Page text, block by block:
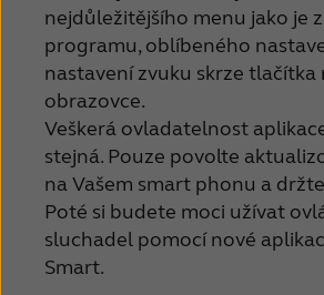
Schweiz Suisse
Suomi Sverige
Türkçe United
United States
عربي 日本
nejdůležitějšího menu jako je
programu, oblíbeného
nastavení zvuku skrze tlačítka
obrazovce.
Veškerá ovladatelnost
stejná. Pouze povolte
na Vašem smart phonu a
Poté si budete moci užívat
sluchadel pomocí nové
Smart.